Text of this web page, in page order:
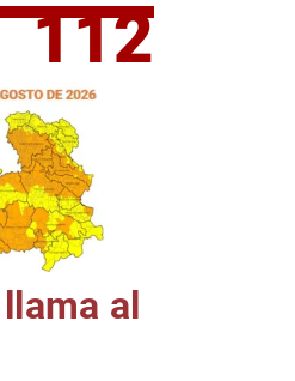
Emiliano García-
112
al